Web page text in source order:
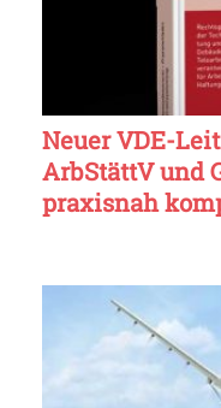
Neuer VDE-
ArbStättV und
praxisnah